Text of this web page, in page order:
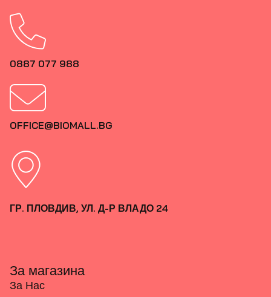
0887 077 988
OFFICE@BIOMALL.BG
ГР. ПЛОВДИВ, УЛ. Д-Р ВЛАДО 24
За магазина
За Нас